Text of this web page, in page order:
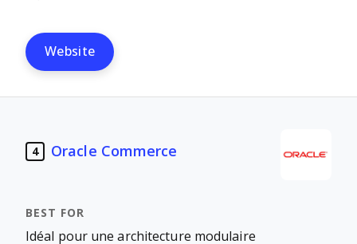
Website
4 Oracle Commerce
Idéal pour une architecture modulaire